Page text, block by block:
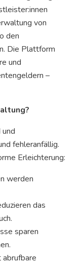
von
den
Die Plattform
und
–
fehleranfällig.
Erleichterung:
werden
das
sparen
abrufbare